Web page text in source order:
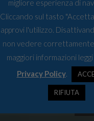
migliore esperienza di
Cliccando sul tasto
approvi l'utilizzo.
non vedere
maggiori informazioni
Privacy Policy.
RIFIUTA